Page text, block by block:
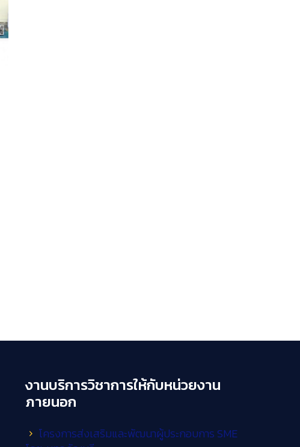
งานบริการวิชาการให้กับหน่วยงาน
ภายนอก
โครงการส่งเสริมและพัฒนาผู้ประกอบการ SME